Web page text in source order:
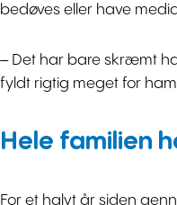
bedøves eller have
– Det har bare skræmt
fyldt rigtig meget for
Hele familien
For et halvt år siden